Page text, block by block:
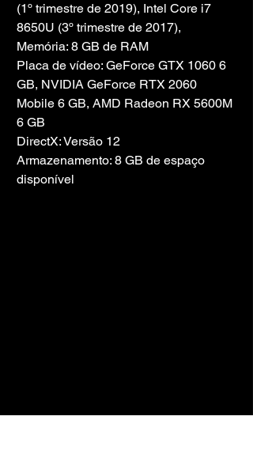
(1º trimestre de 2019), Intel Core i7
8650U (3º trimestre de 2017),
Memória: 8 GB de RAM
Placa de vídeo: GeForce GTX 1060 6
GB, NVIDIA GeForce RTX 2060
Mobile 6 GB, AMD Radeon RX 5600M
6 GB
DirectX: Versão 12
Armazenamento: 8 GB de espaço
disponível